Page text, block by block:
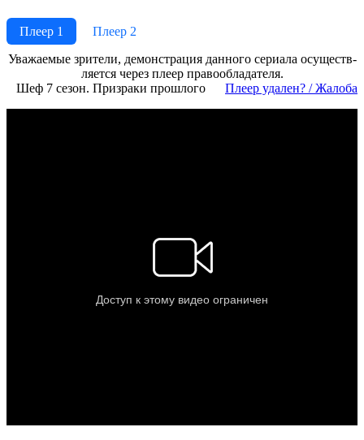
Плеер 1
Плеер 2
Ува­жае­мые зри­те­ли, де­мон­ст­ра­ция дан­но­го се­риа­ла осу­ще­ст­в­
ля­ет­ся че­рез пле­ер пра­во­об­ла­да­те­ля.
Шеф 7 сезон. Призраки прошлого
Пле­ер уда­лен? / Жа­ло­ба